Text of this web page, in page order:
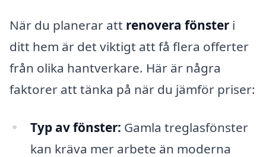
När du planerar att renovera fönster i
ditt hem är det viktigt att få flera offerter
från olika hantverkare. Här är några
faktorer att tänka på när du jämför priser:
Typ av fönster: Gamla treglasfönster
kan kräva mer arbete än moderna